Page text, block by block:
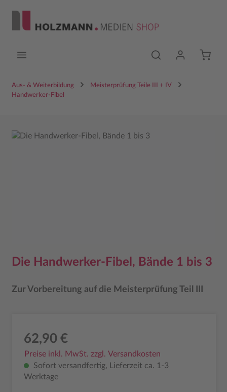
Aus- & Weiterbildung
Meisterprüfung Teile III + IV
Handwerker-Fibel
Bildergalerie überspringen
Die Handwerker-Fibel, Bände 1 bis 3
Zur Vorbereitung auf die Meisterprüfung Teil III
62,90 €
Preise inkl. MwSt. zzgl. Versandkosten
Sofort versandfertig, Lieferzeit ca. 1-3
Werktage